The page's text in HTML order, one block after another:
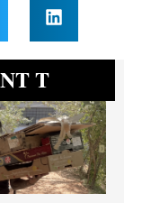
T